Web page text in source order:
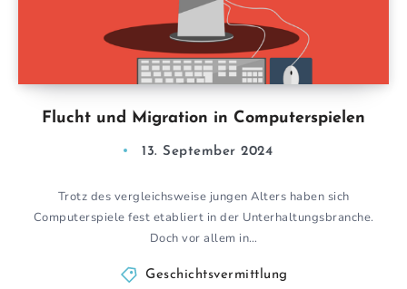
Flucht und Migration in Computerspielen
13. September 2024
Trotz des vergleichsweise jungen Alters haben sich
Computerspiele fest etabliert in der Unterhaltungsbranche.
Doch vor allem in…
Geschichtsvermittlung